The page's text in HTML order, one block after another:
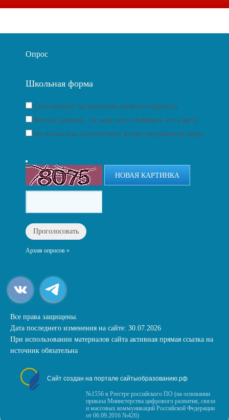
Опрос
Школьная форма
Способствует организации учебного процесса
Вполне удобная - не надо долго выбирать что надеть
Не полностью соответствует моему внутреннему миру
НОВАЯ КАРТИНКА
Архив опросов »
Все права защищены.
Дата последнего изменения на сайте: 30.07.2026
При использовании материалов сайта активная прямая ссылка на
источник обязательна
Сайт создан на портале сайтыобразованию.рф
№1556 в Реестре российского ПО (на основании
приказа Министерства цифрового развития, связи
и массовых коммуникаций Российской Федерации
от 06.09.2016 №426)